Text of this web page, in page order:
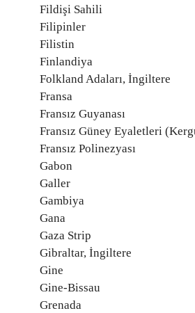
Fildişi Sahili
Filipinler
Filistin
Finlandiya
Folkland Adaları, İngiltere
Fransa
Fransız Guyanası
Fransız Güney Eyaletleri
Fransız Polinezyası
Gabon
Galler
Gambiya
Gana
Gaza Strip
Gibraltar, İngiltere
Gine
Gine-Bissau
Grenada